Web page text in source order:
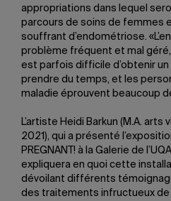
appropriations dans lequel
parcours de soins de femmes
souffrant d’endométriose.
problème fréquent et mal géré,
est parfois difficile d’obtenir
prendre du temps, et les
maladie éprouvent beaucoup
L’artiste Heidi Barkun (M.A.
2021), qui a présenté l’exposition
PREGNANT! à la Galerie de
expliquera en quoi cette
dévoilant différents
des traitements infructueux